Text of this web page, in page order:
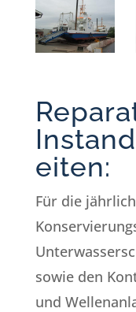
eiten:
Für die
sowie den
und